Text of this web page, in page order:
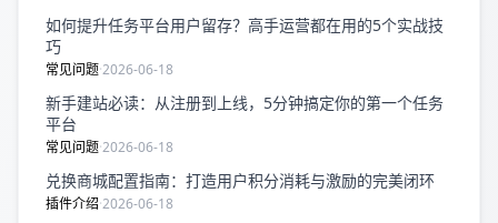
如何提升任务平台用户留存？高手运营都在用的5个实战技
巧
常见问题·2026-06-18
新手建站必读：从注册到上线，5分钟搞定你的第一个任务
平台
常见问题·2026-06-18
兑换商城配置指南：打造用户积分消耗与激励的完美闭环
插件介绍·2026-06-18